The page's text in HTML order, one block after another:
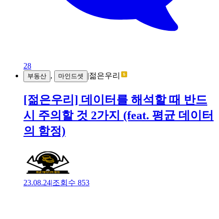
28
부동산 , 마인드셋 |젊은우리
[젊은우리] 데이터를 해석할 때 반드
시 주의할 것 2가지 (feat. 평균 데이터
의 함정)
23.08.24|조회수 853